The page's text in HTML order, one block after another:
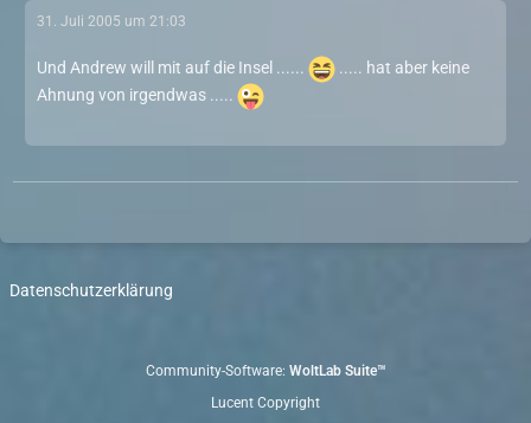
31. Juli 2005 um 21:03
Und Andrew will mit auf die Insel ......
..... hat aber keine
Ahnung von irgendwas .....
Datenschutzerklärung
Community-Software: WoltLab Suite™
Lucent Copyright